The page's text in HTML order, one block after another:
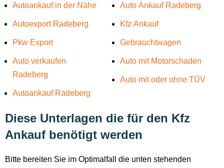
Autoankauf in der Nähe
Autoexport Radeberg
Pkw Export
Auto verkaufen
Radeberg
Autoankauf Radeberg
Auto Ankauf Radeberg
Kfz Ankauf
Gebrauchtwagen
Auto mit Motorschaden
Auto mit oder ohne TÜV
Diese Unterlagen die für den Kfz
Ankauf benötigt werden
Bitte bereiten Sie im Optimalfall die unten stehenden